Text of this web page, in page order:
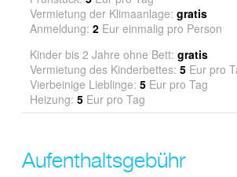
Vermietung der Klimaanlage: gratis
Anmeldung: 2Eur einmalig pro Person
Kinder bis 2 Jahre ohne Bett: gratis
Vermietung des Kinderbettes: 5Eur pro
Vierbeinige Lieblinge: 5Eur pro Tag
Heizung: 5Eur pro Tag
Aufenthaltsgebühr